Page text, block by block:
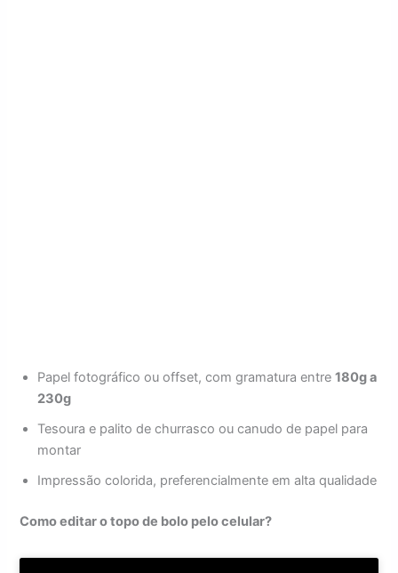
Papel fotográfico ou offset, com gramatura entre180g a
230g
Tesoura e palito de churrasco ou canudo de papel para
montar
Impressão colorida, preferencialmente em alta qualidade
Como editar o topo de bolo pelo celular?